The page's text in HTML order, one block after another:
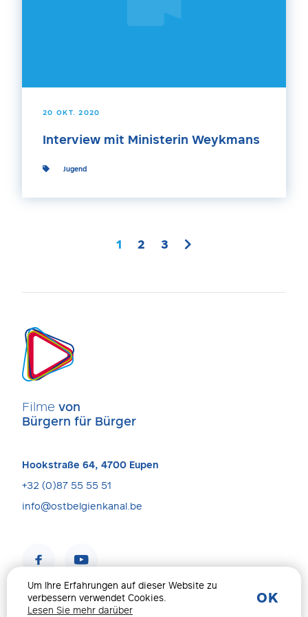
20 OKT. 2020
Interview mit Ministerin Weykmans
Jugend
1 2 3
Filme von
Bürgern für Bürger
Hookstraße 64, 4700 Eupen
+32 (0)87 55 55 51
info@ostbelgienkanal.be
Impressum & Datenschutz © 2026 Alle Rechte Vorbehalten
Um Ihre Erfahrungen auf dieser Website zu
verbessern verwendet Cookies.
Lesen Sie mehr darüber
OK